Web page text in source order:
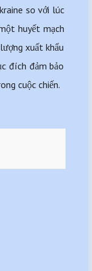
so với lúc
huyết mạch
xuất khẩu
đích đảm bảo
cuộc chiến.